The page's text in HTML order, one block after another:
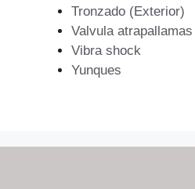
Tronzado (Exterior)
Valvula atrapallamas
Vibra shock
Yunques